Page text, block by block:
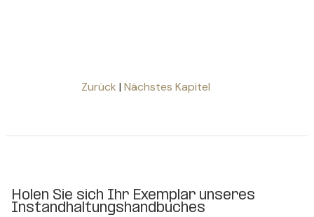
Zurück | Nächstes Kapitel
Holen Sie sich Ihr Exemplar unseres
Instandhaltungshandbuches